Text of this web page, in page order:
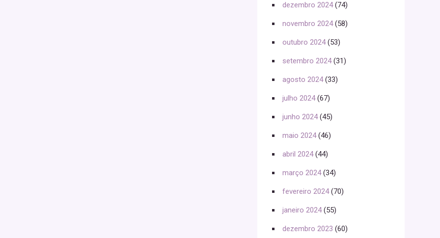
dezembro 2024(74)
novembro 2024(58)
outubro 2024(53)
setembro 2024(31)
agosto 2024(33)
julho 2024(67)
junho 2024(45)
maio 2024(46)
abril 2024(44)
março 2024(34)
fevereiro 2024(70)
janeiro 2024(55)
dezembro 2023 (60)